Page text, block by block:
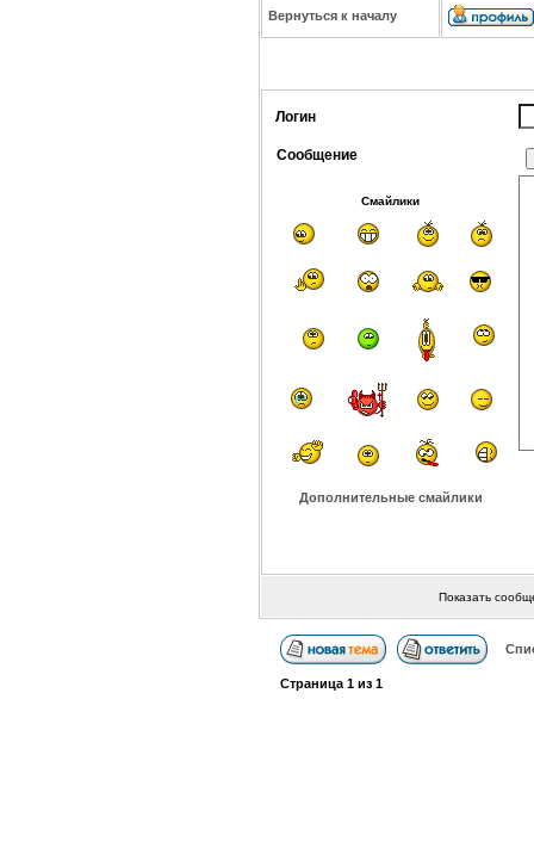
Вернуться к началу
Логин
Сообщение
Смайлики
Дополнительные смайлики
Показать
Страница 1из 1